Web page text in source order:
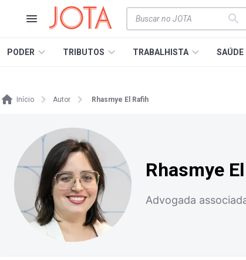
PODER TRIBUTOS TRABALHISTA SAÚDE
Início Autor Rhasmye El Rafih
Rhasmye
Advogada